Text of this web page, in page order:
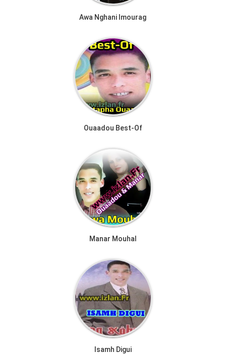
Awa Nghani Imourag
Ouaadou Best-Of
Manar Mouhal
Isamh Digui